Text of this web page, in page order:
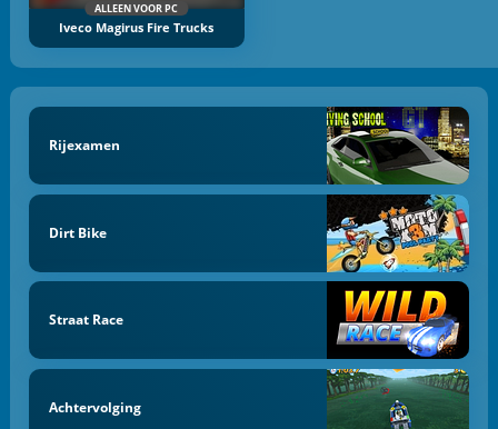
ALLEEN VOOR PC
Iveco Magirus Fire Trucks
Rijexamen
Dirt Bike
Straat Race
Achtervolging